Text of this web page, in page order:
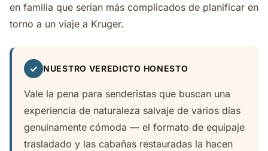
en familia que serían más complicados de planificar en
torno a un viaje a Kruger.
✓ NUESTRO VEREDICTO HONESTO
Vale la pena para senderistas que buscan una
experiencia de naturaleza salvaje de varios días
genuinamente cómoda — el formato de equipaje
trasladado y las cabañas restauradas la hacen